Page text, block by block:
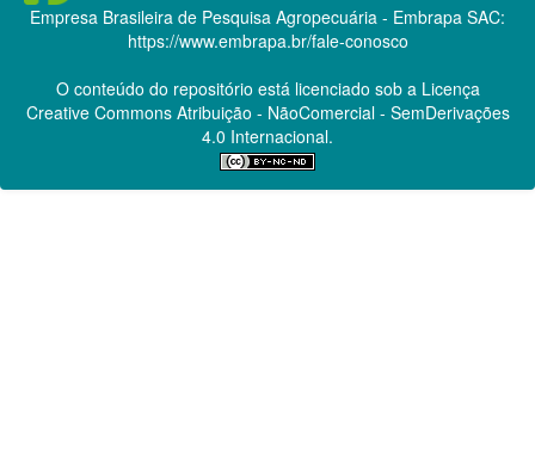
Empresa Brasileira de Pesquisa Agropecuária - Embrapa SAC:
https://www.embrapa.br/fale-conosco
O conteúdo do repositório está licenciado sob a Licença
Creative CommonsAtribuição - NãoComercial - SemDerivações
4.0 Internacional.